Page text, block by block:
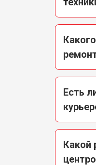
Есть
Какой